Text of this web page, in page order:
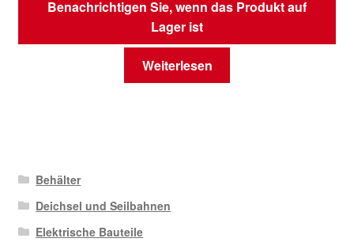
Benachrichtigen Sie, wenn das Produkt auf
Lager ist
Weiterlesen
Behälter
Deichsel und Seilbahnen
Elektrische Bauteile